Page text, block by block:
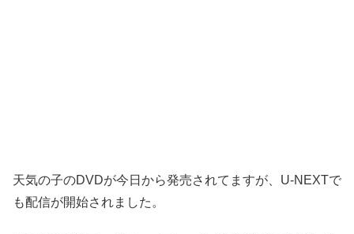
天気の子のDVDが今日から発売されてますが、U-NEXTで
も配信が開始されました。